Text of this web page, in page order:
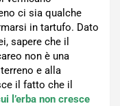
ci sia qualche
in tartufo. Dato
sapere che il
non è una
e alla
il fatto che il
l’erba non cresce